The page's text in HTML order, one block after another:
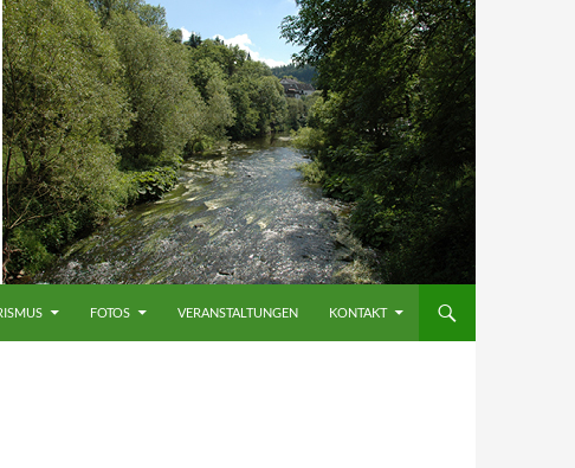
FOTOS VERANSTALTUNGEN KONTAKT